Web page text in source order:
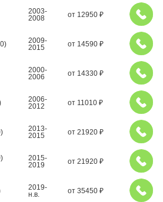
2003-
2008
от 12950 ₽
2009-
2015
от 14590 ₽
2000-
2006
от 14330 ₽
2006-
2012
от 11010 ₽
2013-
2015
от 21920 ₽
2015-
2019
от 21920 ₽
2019-
н.в.
от 35450 ₽